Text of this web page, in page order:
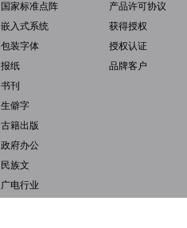
国家标准点阵
嵌入式系统
包装字体
报纸
书刊
生僻字
古籍出版
政府办公
民族文
广电行业
产品许可协议
获得授权
授权认证
品牌客户